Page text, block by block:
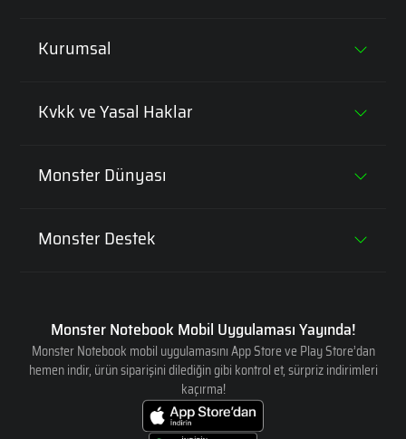
Intel i9 İşlemcili Laptoplar
RTX 5050'li Laptoplar
RTX 5070'li Laptoplar
RTX 5070 Ti'lı Laptoplar
RTX 5080'li Laptoplar
Kurumsal
Ürün stratejisi
Kvkk ve Yasal Haklar
Çerez Yönetimi
Monster Dünyası
Basın Odası
Kullanıcı Yorumları
Monster Destek
Çağrı Merkezi
Ömür Boyu Bakım
Monster Notebook Mobil Uygulaması Yayında!
Monster Notebook mobil uygulamasını App Store ve Play Store’dan
hemen indir, ürün siparişini dilediğin gibi kontrol et, sürpriz indirimleri
kaçırma!